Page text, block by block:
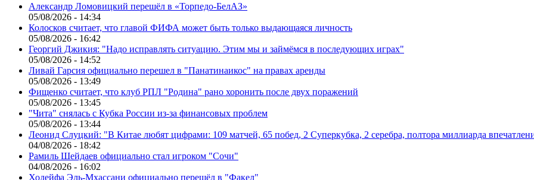
Александр Ломовицкий перешёл в «Торпедо-БелАЗ»
05/08/2026 - 14:34
Колосков считает, что главой ФИФА может быть только выдающаяся личность
05/08/2026 - 16:42
Георгий Джикия: "Надо исправлять ситуацию. Этим мы и займёмся в последующих играх"
05/08/2026 - 14:52
Ливай Гарсия официально перешел в "Панатинаикос" на правах аренды
05/08/2026 - 13:49
Фищенко считает, что клуб РПЛ "Родина" рано хоронить после двух поражений
05/08/2026 - 13:45
"Чита" снялась с Кубка России из-за финансовых проблем
05/08/2026 - 13:44
Леонид Слуцкий: "В Китае любят цифрами: 109 матчей, 65 побед, 2 Суперкубка, 2 серебра, полтора миллиарда
04/08/2026 - 18:42
Рамиль Шейдаев официально стал игроком "Сочи"
04/08/2026 - 16:02
Ходейфа Эль-Мхассани официально перешёл в "Факел"